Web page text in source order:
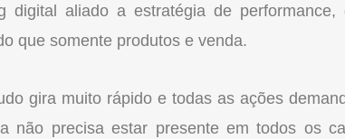
digital aliado a estratégia de
que somente produtos e venda.
gira muito rápido e todas as ações
não precisa estar presente em todos os